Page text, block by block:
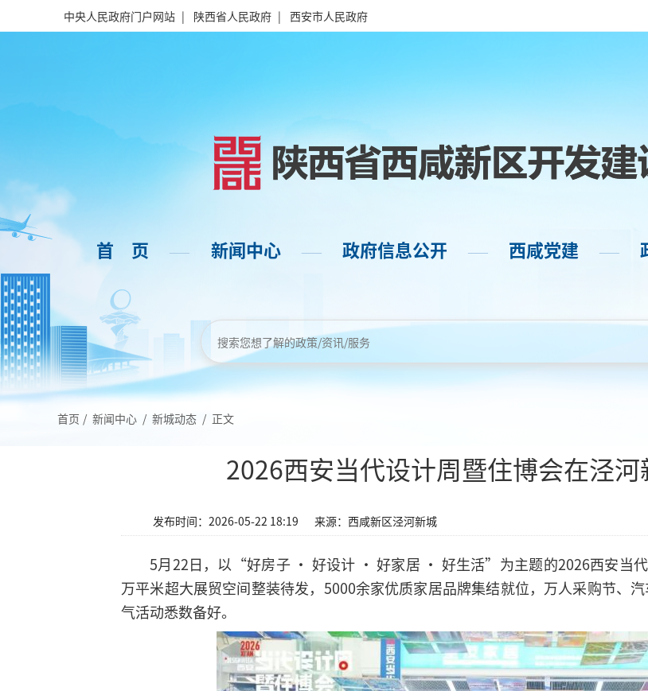
中央人民政府门户网站 | 陕西省人民政府 | 西安市人民政府
首 页 —— 新闻中心 —— 政府信息公开 —— 西咸党建 ——
首页 / 新闻中心 / 新城动态 / 正文
2026西安当代设计周暨住博会在泾
发布时间：2026-05-22 18:19 来源：西咸新区泾河新城
5月22日，以“好房子 · 好设计 · 好家居 · 好生活”为主题的2026西安当代
万平米超大展贸空间整装待发，5000余家优质家居品牌集结就位，万人采购节、
气活动悉数备好。